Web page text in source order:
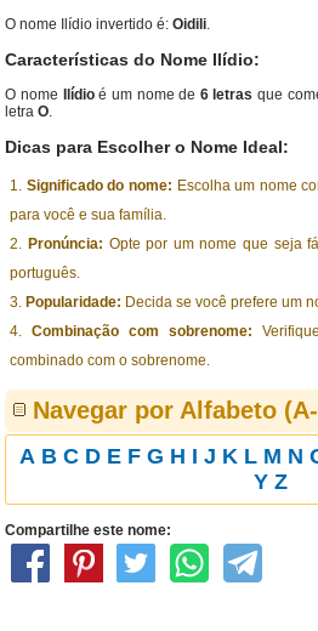
O nome Ilídio invertido é:Oidili.
Características do Nome Ilídio:
O nome Ilídioé um nome de 6 letras que
letraO.
Dicas para Escolher o Nome Ideal:
Significado do nome: Escolha um nome
para você e sua família.
Pronúncia: Opte por um nome que seja
português.
Popularidade: Decida se você prefere um
Combinação com sobrenome:
combinado com o sobrenome.
Navegar por Alfabeto
A B C D E F G H I J K L M N
Y Z
Compartilhe este nome: